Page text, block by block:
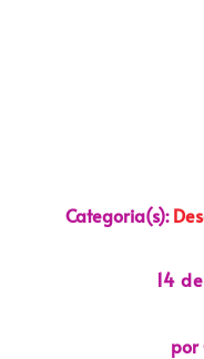
Categoria(s):
14
por